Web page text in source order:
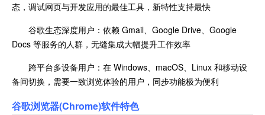
态，调试网页与开发应用的最佳工具，新特性支持最快
谷歌生态深度用户：依赖 Gmail、Google Drive、Google
Docs 等服务的人群，无缝集成大幅提升工作效率
跨平台多设备用户：在 Windows、macOS、Linux 和移动设
备间切换，需要一致浏览体验的用户，同步功能极为便利
谷歌浏览器(Chrome)软件特色